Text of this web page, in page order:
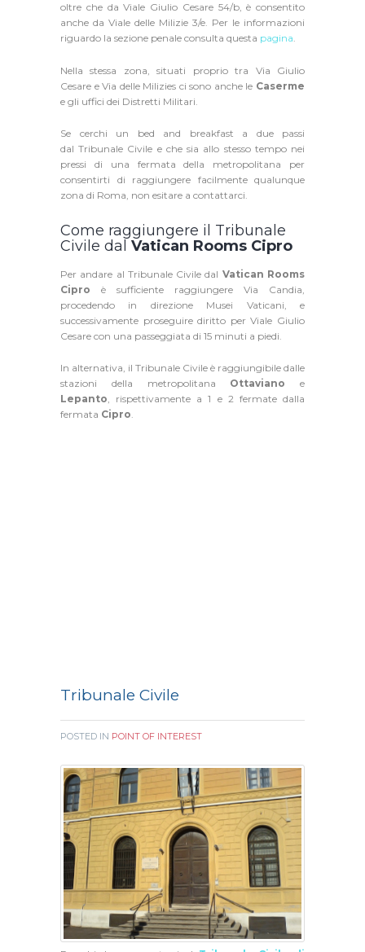
oltre che da Viale Giulio Cesare 54/b, è consentito
anche da Viale delle Milizie 3/e. Per le informazioni
riguardo la sezione penale consulta questa pagina.
Nella stessa zona, situati proprio tra Via Giulio
Cesare e Via delle Milizies ci sono anche le Caserme
e gli uffici dei Distretti Militari.
Se cerchi un bed and breakfast a due passi
dal Tribunale Civile e che sia allo stesso tempo nei
pressi di una fermata della metropolitana per
consentirti di raggiungere facilmente qualunque
zona di Roma, non esitare a contattarci.
Come raggiungere il Tribunale
Civile dal Vatican Rooms Cipro
Per andare al Tribunale Civile dal Vatican Rooms
Cipro è sufficiente raggiungere Via Candia,
procedendo in direzione Musei Vaticani, e
successivamente proseguire diritto per Viale Giulio
Cesare con una passeggiata di 15 minuti a piedi.
In alternativa, il Tribunale Civile è raggiungibile dalle
stazioni della metropolitana Ottaviano e
Lepanto, rispettivamente a 1 e 2 fermate dalla
fermata Cipro.
Tribunale Civile
POSTED IN POINT OF INTEREST